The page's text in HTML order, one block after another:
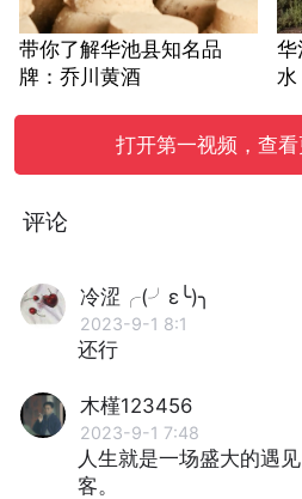
带你了解华池县知名品
牌：乔川黄酒
华
水
打开第一视频，查
评论
冷涩╭(╯ε╰)╮
2023-9-1 8:1
还行
木槿123456
2023-9-1 7:48
人生就是一场盛大的遇
客。